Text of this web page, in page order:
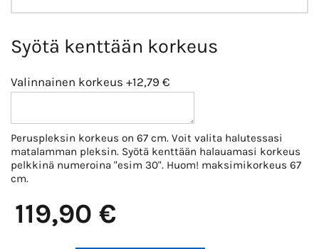
Syötä kenttään korkeus
Valinnainen korkeus +12,79 €
Peruspleksin korkeus on 67 cm. Voit valita halutessasi
matalamman pleksin. Syötä kenttään halauamasi korkeus
pelkkinä numeroina "esim 30". Huom! maksimikorkeus 67
cm.
119,90 €